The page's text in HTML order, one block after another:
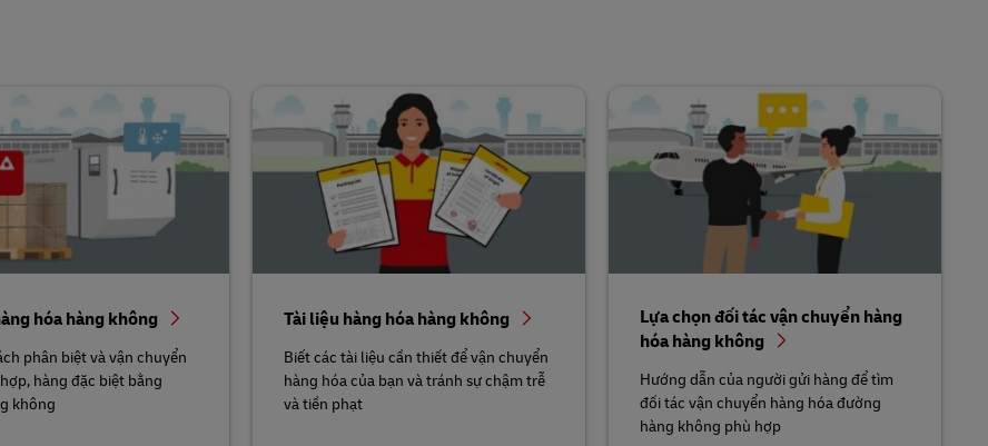
hóa hàng không
phân biệt và vận chuyển
hàng đặc biệt bằng
không
Tài liệu hàng hóa hàng không
Biết các tài liệu cần thiết để vận chuyển
hàng hóa của bạn và tránh sự chậm trễ
và tiền phạt
Lựa chọn đối tác vận chuyển hàng
hóa hàng không
Hướng dẫn của người gửi hàng để tìm
đối tác vận chuyển hàng hóa đường
hàng không phù hợp